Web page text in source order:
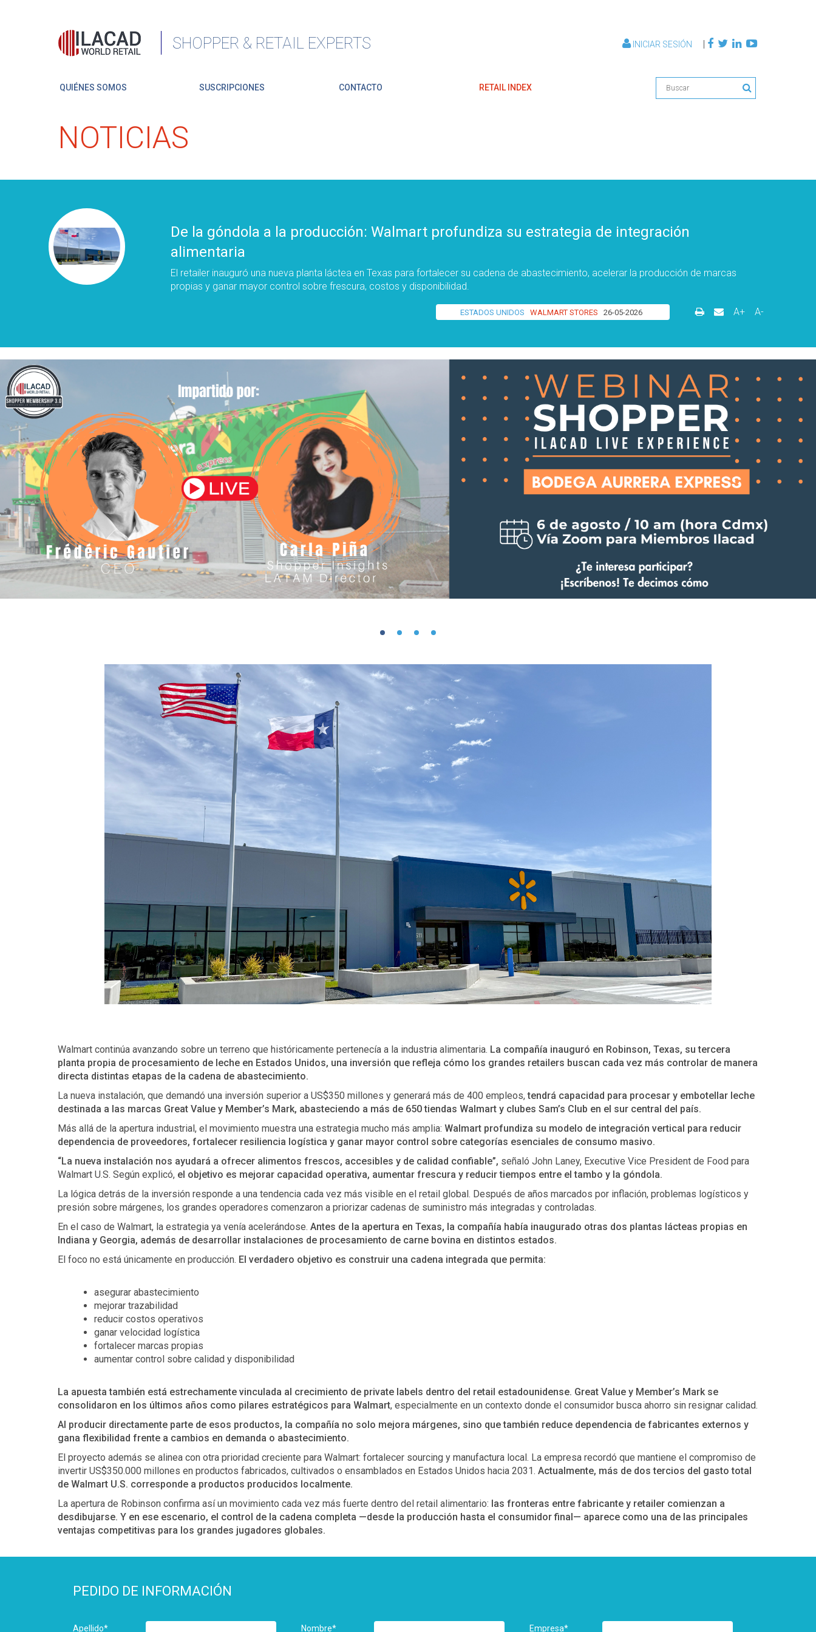
SHOPPER & RETAIL EXPERTS INICIAR SESIÓN |
QUIÉNES SOMOS SUSCRIPCIONES CONTACTO RETAIL INDEX
NOTICIAS
De la góndola a la producción: Walmart profundiza su estrategia de integración
alimentaria
El retailer inauguró una nueva planta láctea en Texas para fortalecer su cadena de abastecimiento, acelerar la producción de marcas
propias y ganar mayor control sobre frescura, costos y disponibilidad.
ESTADOS UNIDOS WALMART STORES 26-05-2026 A+ A-
Walmart continúa avanzando sobre un terreno que históricamente pertenecía a la industria alimentaria. La compañía inauguró en Robinson, Texas, su tercera
planta propia de procesamiento de leche en Estados Unidos, una inversión que refleja cómo los grandes retailers buscan cada vez más controlar de manera
directa distintas etapas de la cadena de abastecimiento.
La nueva instalación, que demandó una inversión superior a US$350 millones y generará más de 400 empleos,tendrá capacidad para procesar y embotellar leche
destinada a las marcas Great Value y Member’s Mark, abasteciendo a más de 650 tiendas Walmart y clubes Sam’s Club en el sur central del país.
Más allá de la apertura industrial, el movimiento muestra una estrategia mucho más amplia: Walmart profundiza su modelo de integración vertical para reducir
dependencia de proveedores, fortalecer resiliencia logística y ganar mayor control sobre categorías esenciales de consumo masivo.
“La nueva instalación nos ayudará a ofrecer alimentos frescos, accesibles y de calidad confiable”, señaló John Laney, Executive Vice President de Food para
Walmart U.S. Según explicó, el objetivo es mejorar capacidad operativa, aumentar frescura y reducir tiempos entre el tambo y la góndola.
La lógica detrás de la inversión responde a una tendencia cada vez más visible en el retail global. Después de años marcados por inflación, problemas logísticos y
presión sobre márgenes, los grandes operadores comenzaron a priorizar cadenas de suministro más integradas y controladas.
En el caso de Walmart, la estrategia ya venía acelerándose. Antes de la apertura en Texas, la compañía había inaugurado otras dos plantas lácteas propias en
Indiana y Georgia, además de desarrollar instalaciones de procesamiento de carne bovina en distintos estados.
El foco no está únicamente en producción. El verdadero objetivo es construir una cadena integrada que permita:
asegurar abastecimiento
mejorar trazabilidad
reducir costos operativos
ganar velocidad logística
fortalecer marcas propias
aumentar control sobre calidad y disponibilidad
La apuesta también está estrechamente vinculada al crecimiento de private labels dentro del retail estadounidense. Great Value y Member’s Mark se
consolidaron en los últimos años como pilares estratégicos para Walmart, especialmente en un contexto donde el consumidor busca ahorro sin resignar calidad.
Al producir directamente parte de esos productos, la compañía no solo mejora márgenes, sino que también reduce dependencia de fabricantes externos y
gana flexibilidad frente a cambios en demanda o abastecimiento.
El proyecto además se alinea con otra prioridad creciente para Walmart: fortalecer sourcing y manufactura local. La empresa recordó que mantiene el compromiso de
invertir US$350.000 millones en productos fabricados, cultivados o ensamblados en Estados Unidos hacia 2031. Actualmente, más de dos tercios del gasto total
de Walmart U.S. corresponde a productos producidos localmente.
La apertura de Robinson confirma así un movimiento cada vez más fuerte dentro del retail alimentario: las fronteras entre fabricante y retailer comienzan a
desdibujarse. Y en ese escenario, el control de la cadena completa —desde la producción hasta el consumidor final— aparece como una de las principales
ventajas competitivas para los grandes jugadores globales.
PEDIDO DE INFORMACIÓN
Apellido* Nombre* Empresa*